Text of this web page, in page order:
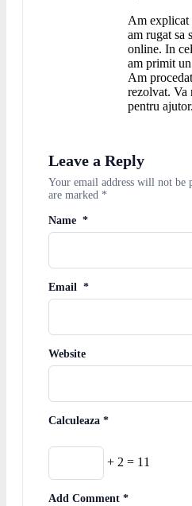
Am explicat
am rugat sa
online. In
am primit
Am
rezolvat. Va
pentru ajutor.
Leave a Reply
Your email address will not be
are marked *
Name *
Email *
Website
Calculeaza *
+ 2 = 11
Add Comment *